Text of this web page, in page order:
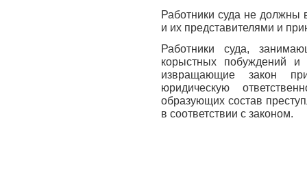
Работники суда не должны
и их представителями и
Работники суда,
корыстных побуждений и
извращающие закон
юридическую
образующих состав
в соответствии с законом.